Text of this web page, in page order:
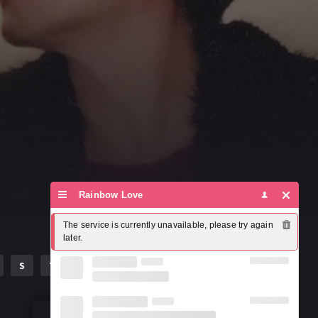
S T
Rainbow Love
The service is currently unavailable, please try again
later.